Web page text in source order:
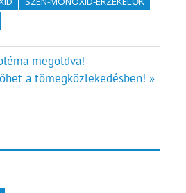
megoldva!
a tömegközlekedésben! »